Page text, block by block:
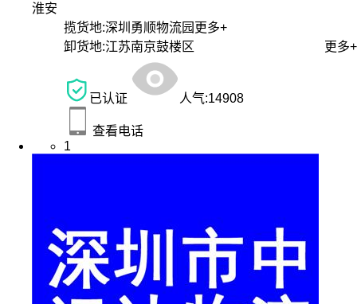
淮安
揽货地:深圳勇顺物流园 更多+
卸货地:江苏南京鼓楼区 更多+
已认证 人气:14908
查看电话
1